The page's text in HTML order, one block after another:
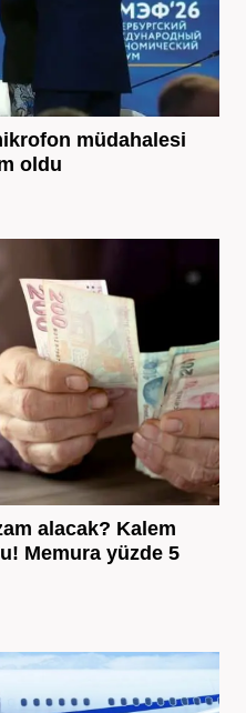
müdahalesi
oldu
alacak? Kalem
Memura yüzde 5